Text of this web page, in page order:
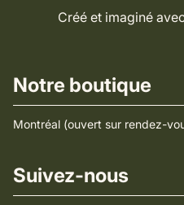
Créé et imaginé
Notre boutique
Montréal (ouvert sur rendez-
Suivez-nous